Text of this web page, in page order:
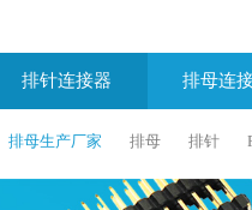
排针连接器 排母连
排母生产厂家 排母 排针